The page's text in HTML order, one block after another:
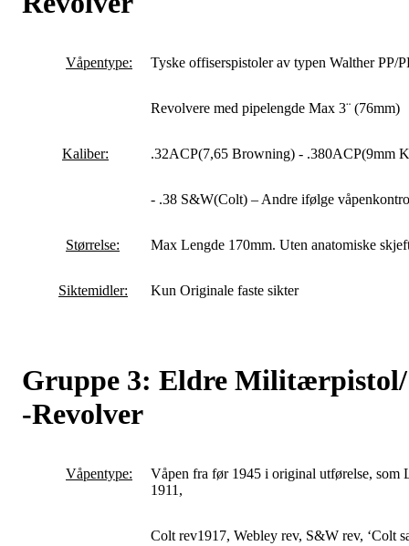
Våpentype: Tyske offiserspistoler av typen Walther PP/
Revolvere med pipelengde Max 3¨ (76mm)
Kaliber: .32ACP(7,65 Browning) - .380ACP(9mm
- .38 S&W(Colt) – Andre ifølge
Størrelse: Max Lengde 170mm. Uten anatomiske
Siktemidler: Kun Originale faste sikter
Gruppe 3: Eldre Militærpistol/
-Revolver
Våpentype:
Våpen fra før 1945 i original utførelse, som
1911,
Colt rev1917, Webley rev, S&W rev, ‘Colt